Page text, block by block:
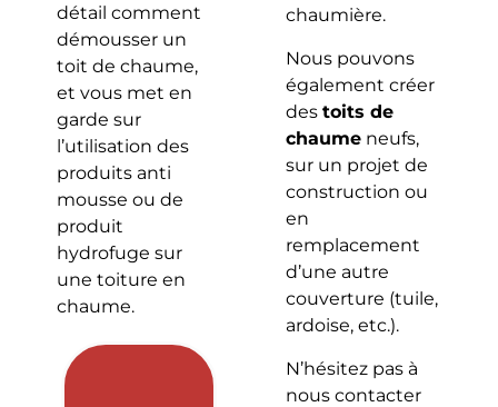
détail comment
démousser un
toit de chaume,
et vous met en
garde sur
l’utilisation des
produits anti
mousse ou de
produit
hydrofuge sur
une toiture en
chaume.
chaumière.
Nous pouvons
également créer
des toits de
chaumeneufs,
sur un projet de
construction ou
en
remplacement
d’une autre
couverture (tuile,
ardoise, etc.).
N’hésitez pas à
nous contacter